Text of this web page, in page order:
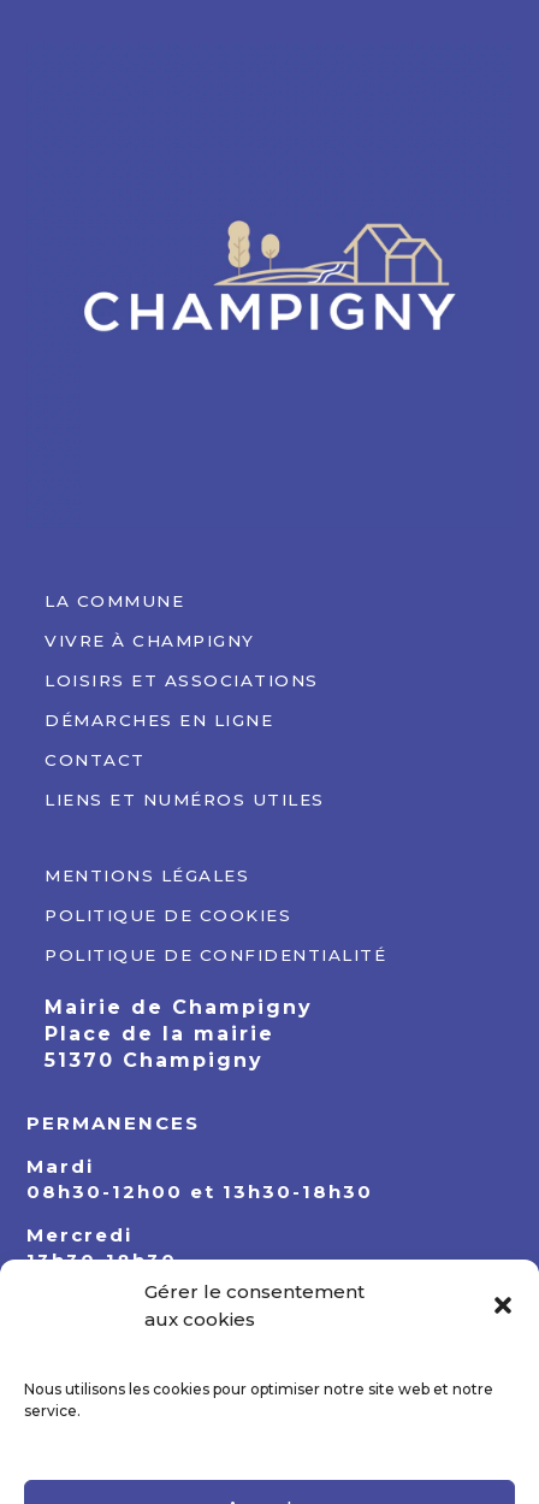
Gérer le consentement
aux cookies
Nous utilisons les cookies pour optimiser notre site web et notre
service.
LA COMMUNE
VIVRE À CHAMPIGNY
LOISIRS ET ASSOCIATIONS
DÉMARCHES EN LIGNE
CONTACT
LIENS ET NUMÉROS UTILES
MENTIONS LÉGALES
POLITIQUE DE COOKIES
POLITIQUE DE CONFIDENTIALITÉ
Mairie de Champigny
Place de la mairie
51370 Champigny
PERMANENCES
Mardi
08h30-12h00 et 13h30-18h30
Mercredi
13h30-18h30
08h30-12h00 et 13h30-18h30